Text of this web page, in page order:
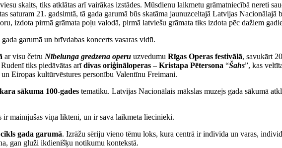
skaits, tiks atklātas arī vairākas izstādes. Mūsdienu laikmetu grāmatniecībā nereti
saturam 21. gadsimtā, tā gada garumā būs skatāma jaunuzceltajā Latvijas
izdota pirmā grāmata poļu valodā, pirmā latviešu grāmata tiks izdota pēc dažiem
garumā un brīvdabas koncerts vasaras vidū.
ar visu četru Nībelunga gredzena operu uzvedumu Rīgas Operas festivālā, savukārt
tiks piedāvātas arīdivas oriģināloperas – Kristapa Pētersona “Šahs”, kas
Eiropas kultūrvēstures personību Valentīnu Freimani.
sākuma 100-gades tematiku. Latvijas Nacionālais mākslas muzejs gada sākumā
mainījušas viņa likteni, un ir sava laikmeta liecinieki.
gada garumā. Izrāžu sēriju vieno tēmu loks, kura centrā ir indivīda un varas,
gan gluži ikdienišķu notikumu kontekstā.